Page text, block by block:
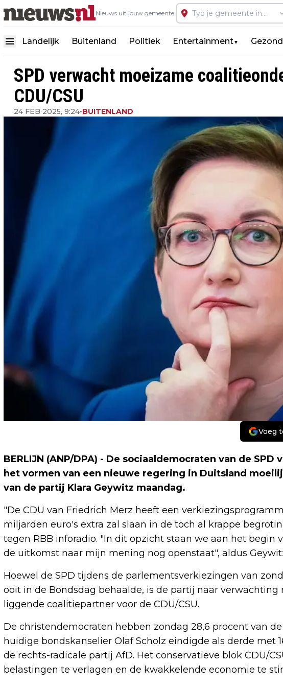
Nieuws uit jouw gemeente:
Landelijk Buitenland Politiek Entertainment▼
SPD verwacht moeizame
CDU/CSU
24 FEB 2025, 9:24•BUITENLAND
Voeg
BERLIJN (ANP/DPA) - De sociaaldemocraten van de
het vormen van een nieuwe regering in Duitsland
van de partij Klara Geywitz maandag.
"De CDU van Friedrich Merz heeft een
miljarden euro's extra zal slaan in de toch al krappe
tegen RBB inforadio. "In dit opzicht staan ​​we aan het begin
de uitkomst naar mijn mening nog openstaat", aldus
Hoewel de SPD tijdens de parlementsverkiezingen van
ooit in de Bondsdag behaalde, is de partij naar verwachting
liggende coalitiepartner voor de CDU/CSU.
De christendemocraten hebben zondag 28,6 procent van
huidige bondskanselier Olaf Scholz eindigde als derde met
de rechts-radicale partij AfD. Het conservatieve blok CDU/
belastingen te verlagen en de kwakkelende economie te